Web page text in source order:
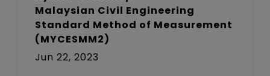
Malaysian Civil Engineering
Standard Method of Measurement
(MYCESMM2)
Jun 22, 2023